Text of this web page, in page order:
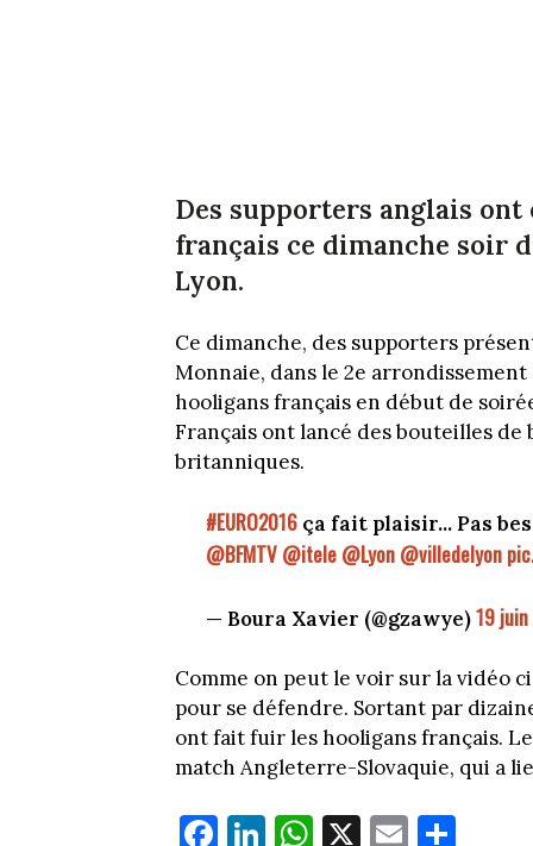
Des supporters anglais ont
français ce dimanche soir
Lyon.
Ce dimanche, des supporters
Monnaie, dans le 2e
hooligans français en début de
Français ont lancé des bouteilles
britanniques.
#EURO2016ça fait plaisir... Pas
@BFMTV @itele @Lyon @villedelyon
— Boura Xavier (@gzawye)19
Comme on peut le voir sur la vidéo
pour se défendre. Sortant par
ont fait fuir les hooligans français.
match Angleterre-Slovaquie, qui a
Fa Li W X E